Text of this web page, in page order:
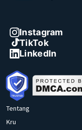
Instagram
TikTok
LinkedIn
Tentang
Kru